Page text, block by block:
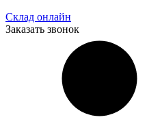
Склад онлайн
Заказать звонок